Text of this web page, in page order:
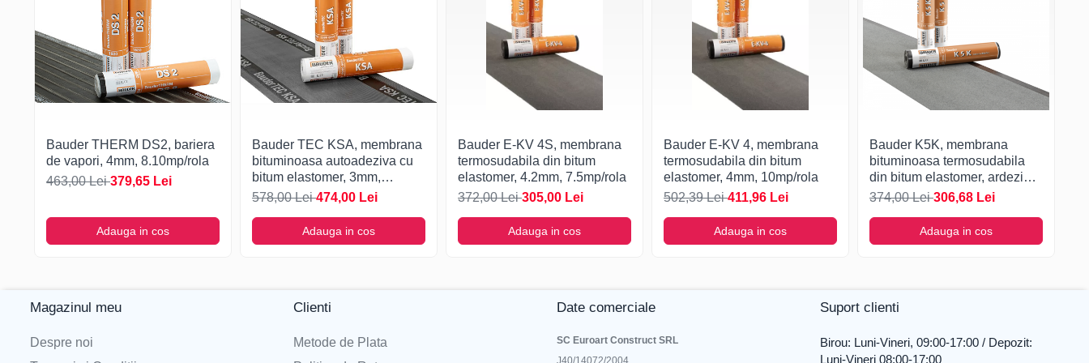
transversal
Alungirea la rupere longitudinal 23 (±3)
Alungirea la rupere transversal 23 (±3)
Liniaritate mm/10m <20
Comportamentul la foc E
Descarca declaratia de performanta
Bauder THERM DS2, bariera
de vapori, 4mm, 8.10mp/rola
463,00 Lei379,65 Lei
Adauga in cos
Bauder TEC KSA, membrana
bituminoasa autoadeziva cu
bitum elastomer, 3mm,
10/mp/rola
578,00 Lei474,00 Lei
Adauga in cos
Bauder E-KV 4S, membrana
termosudabila din bitum
elastomer, 4.2mm, 7.5mp/rola
372,00 Lei305,00 Lei
Adauga in cos
Bauder E-KV 4, membrana
termosudabila din bitum
elastomer, 4mm, 10mp/rola
502,39 Lei411,96 Lei
Adauga in cos
Bauder K5K, membrana
bituminoasa termosudabila
din bitum elastomer, ardezie
naturala, 5.2mm, 5mp/rola
374,00 Lei306,68 Lei
Adauga in cos
Magazinul meu
Despre noi
Clienti
Metode de Plata
Date comerciale
SC Euroart Construct SRL
J40/14072/2004
Suport clienti
Birou: Luni-Vineri, 09:00-17:00 / Depozit:
Luni-Vineri 08:00-17:00